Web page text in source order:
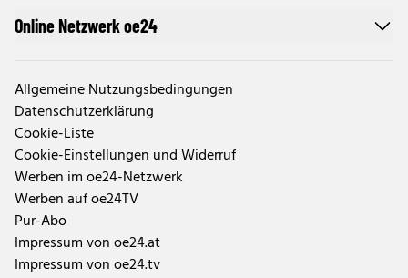
Online Netzwerk oe24
Allgemeine Nutzungsbedingungen
Datenschutzerklärung
Cookie-Liste
Cookie-Einstellungen und Widerruf
Werben im oe24-Netzwerk
Werben auf oe24TV
Pur-Abo
Impressum von oe24.at
Impressum von oe24.tv